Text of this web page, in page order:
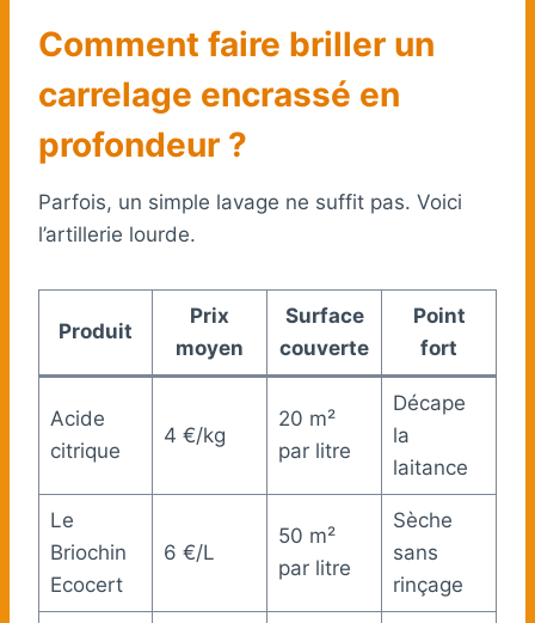
Comment faire briller un
carrelage encrassé en
profondeur ?
Parfois, un simple lavage ne suffit pas. Voici
l’artillerie lourde.
Produit
Prix
moyen
Surface
couverte
Point
fort
Acide
citrique
4 €/kg
20 m²
par litre
Décape
la
laitance
Le
Briochin
Ecocert
6 €/L
50 m²
par litre
Sèche
sans
rinçage